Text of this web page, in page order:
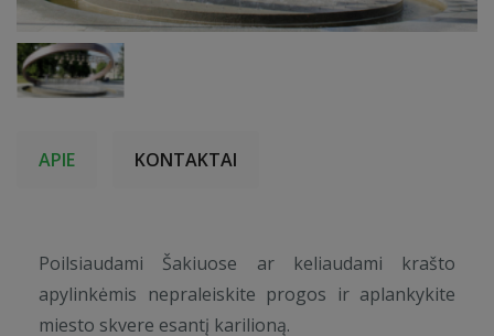
APIE KONTAKTAI
Poilsiaudami Šakiuose ar keliaudami krašto
apylinkėmis nepraleiskite progos ir aplankykite
miesto skvere esantį karilioną.